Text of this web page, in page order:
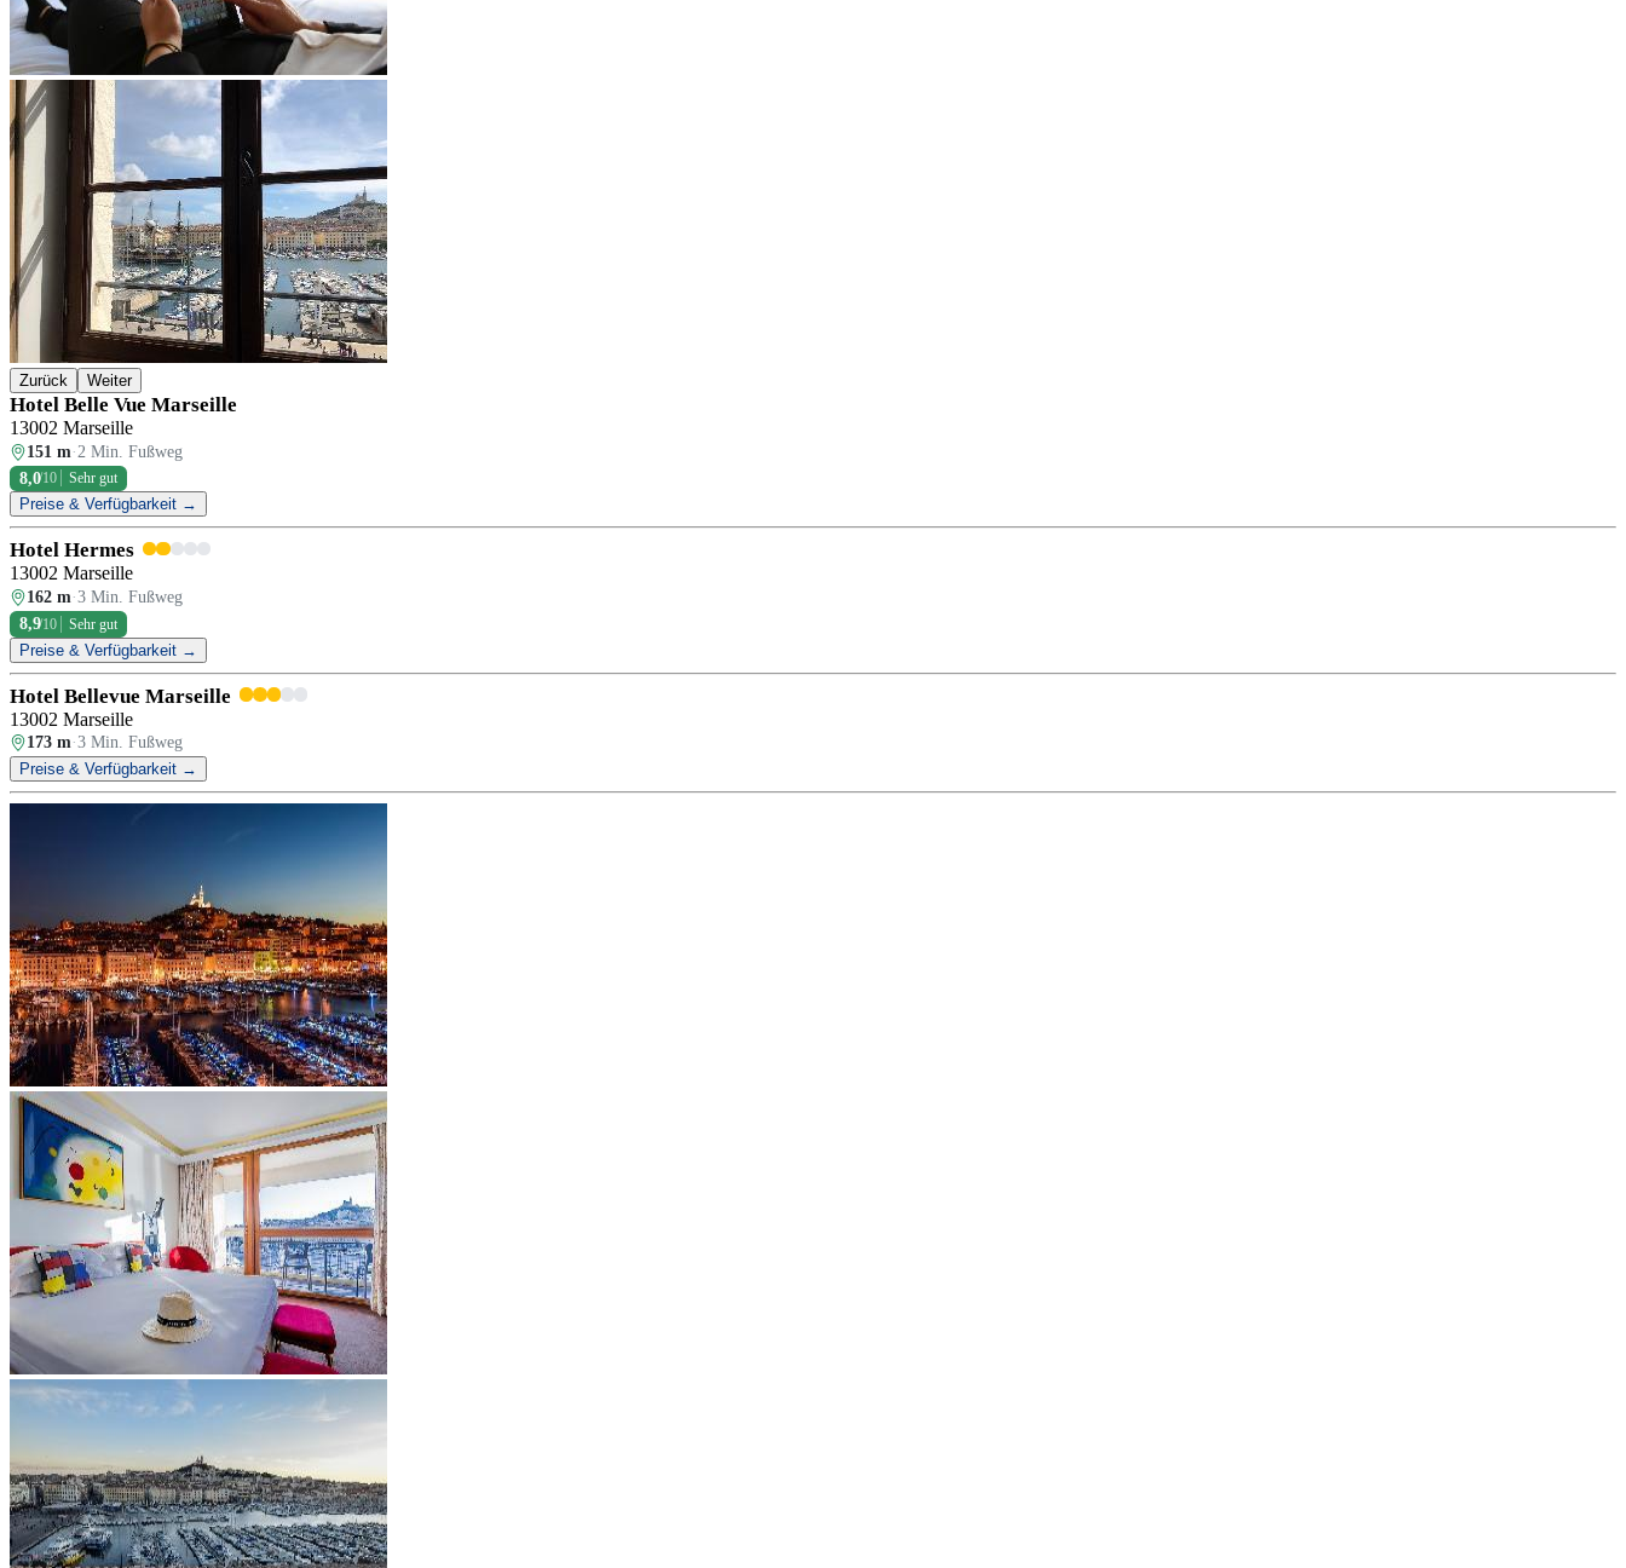
Zurück Weiter
Hotel Belle Vue Marseille
13002 Marseille
151 m · 2 Min. Fußweg
8,0/10 Sehr gut
Preise & Verfügbarkeit →
Hotel Hermes
13002 Marseille
162 m ·3 Min. Fußweg
8,9/10 Sehr gut
Preise & Verfügbarkeit →
Hotel Bellevue Marseille
13002 Marseille
173 m ·3 Min. Fußweg
Preise & Verfügbarkeit →